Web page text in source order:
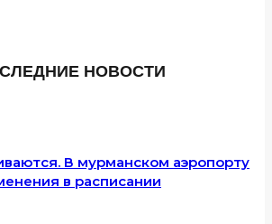
НОВОСТИ
В мурманском аэропорту
в расписании